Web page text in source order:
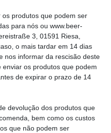
produtos que podem ser
para nós ou www.beer-
3, 01591 Riesa,
o mais tardar em 14 dias
nos informar da rescisão deste
os produtos que podem
de expirar o prazo de 14
devolução dos produtos que
bem como os custos
que não podem ser